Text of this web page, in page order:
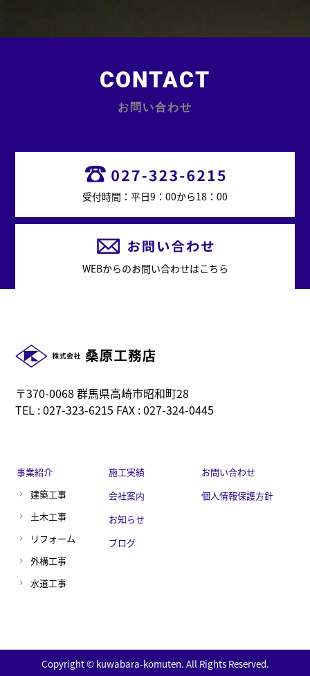
CONTACT
お問い合わせ
受付時間：平日9：00から18：00
WEBからのお問い合わせはこちら
〒370-0068 群馬県高崎市昭和町28
TEL : 027-323-6215 FAX : 027-324-0445
事業紹介
建築工事
土木工事
リフォーム
外構工事
水道工事
施工実績
会社案内
お知らせ
ブログ
お問い合わせ
個人情報保護方針
Copyright © kuwabara-komuten. All Rights Reserved.